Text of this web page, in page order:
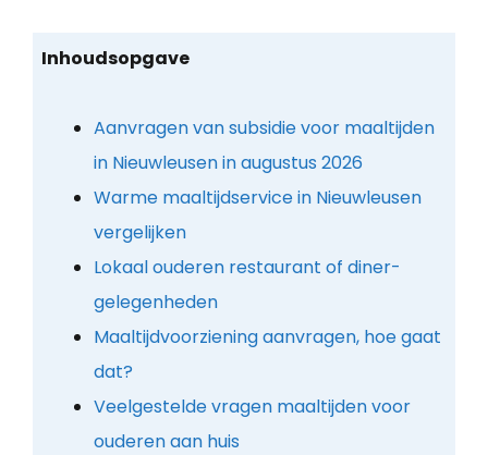
Inhoudsopgave
Aanvragen van subsidie voor maaltijden
in Nieuwleusen in augustus 2026
Warme maaltijdservice in Nieuwleusen
vergelijken
Lokaal ouderen restaurant of diner-
gelegenheden
Maaltijdvoorziening aanvragen, hoe gaat
dat?
Veelgestelde vragen maaltijden voor
ouderen aan huis